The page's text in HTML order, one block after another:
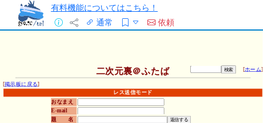
有料機能についてはこちら！
通常
依頼